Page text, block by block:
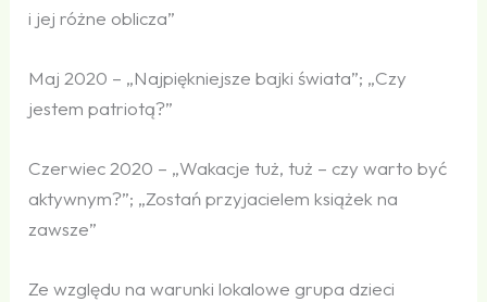
i jej różne oblicza”
Maj 2020 – „Najpiękniejsze bajki świata”; „Czy
jestem patriotą?”
Czerwiec 2020 – „Wakacje tuż, tuż – czy warto być
aktywnym?”; „Zostań przyjacielem książek na
zawsze”
Ze względu na warunki lokalowe grupa dzieci